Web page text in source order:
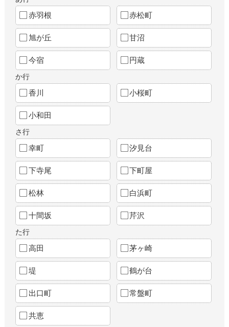
赤羽根 赤松町
旭が丘 甘沼
今宿 円蔵
か行
香川 小桜町
小和田
さ行
幸町 汐見台
下寺尾 下町屋
松林 白浜町
十間坂 芹沢
た行
高田 茅ヶ崎
堤 鶴が台
出口町 常盤町
共恵